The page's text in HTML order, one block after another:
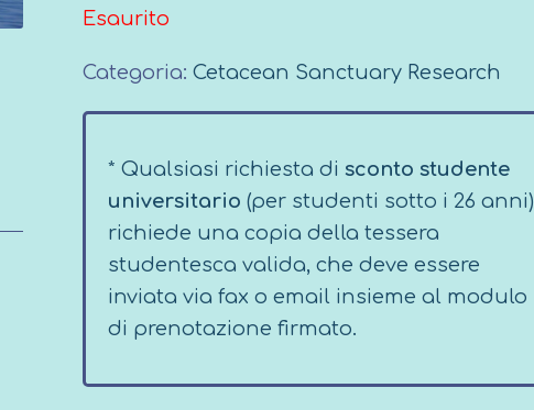
Esaurito
Categoria: Cetacean Sanctuary Research
* Qualsiasi richiesta di sconto studente
universitario (per studenti sotto i 26 anni)
richiede una copia della tessera
studentesca valida, che deve essere
inviata via fax o email insieme al modulo
di prenotazione firmato.